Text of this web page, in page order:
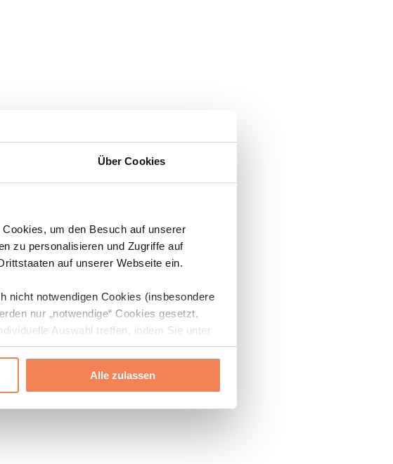
Über Cookies
um den Besuch auf unserer
zu personalisieren und Zugriffe auf
auf unserer Webseite ein.
nicht notwendigen Cookies (insbesondere
nur „notwendige“ Cookies gesetzt,
Auswahl treffen, indem Sie unter
klicken.
„Details“ und „Über Cookies“
Alle zulassen